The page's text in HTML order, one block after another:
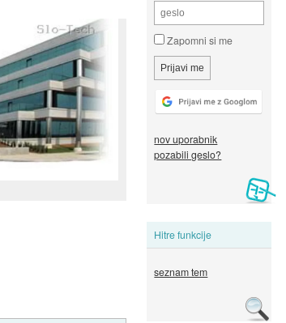
Zapomni si me
nov uporabnik
pozabili geslo?
Hitre funkcije
seznam tem